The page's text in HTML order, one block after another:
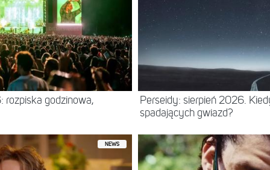
rozpiska godzinowa,
Perseidy: sierpień 2026.
spadających gwiazd?
NEWS